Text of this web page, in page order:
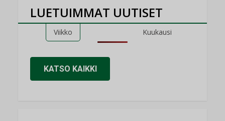
LUETUIMMAT UUTISET
Viikko Kuukausi
KATSO KAIKKI